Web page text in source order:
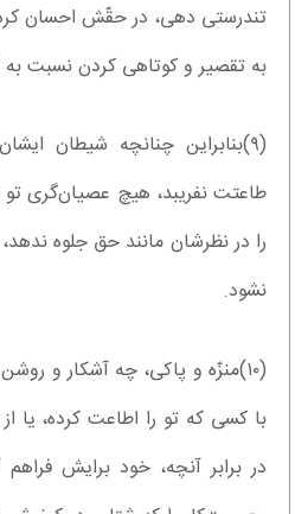
تندرستی دهی، در حقّش احسان
به تقصیر و کوتاهی کردن نسبت به
(۹)بنابراین چنانچه شیطان
طاعتت نفریبد، هیچ عصیان‌گری تو
را در نظرشان مانند حق جلوه
نشود.
(۱۰)منزّه و پاکی، چه آشکار و
با کسی که تو را اطاعت کرده، یا
در برابر آنچه، خود برایش